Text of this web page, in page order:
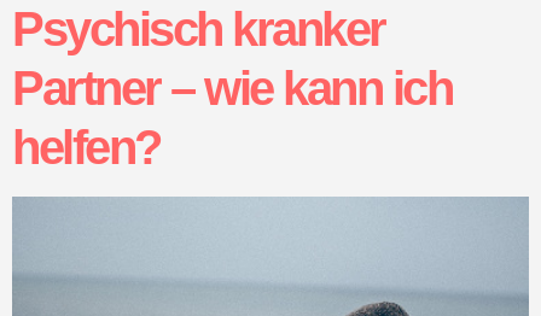
Psychisch kranker
Partner – wie kann ich
helfen?